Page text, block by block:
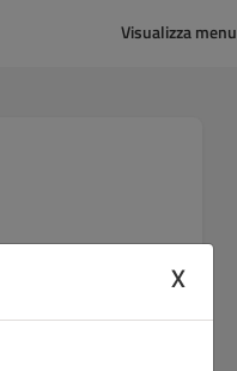
Visualizza menu
X